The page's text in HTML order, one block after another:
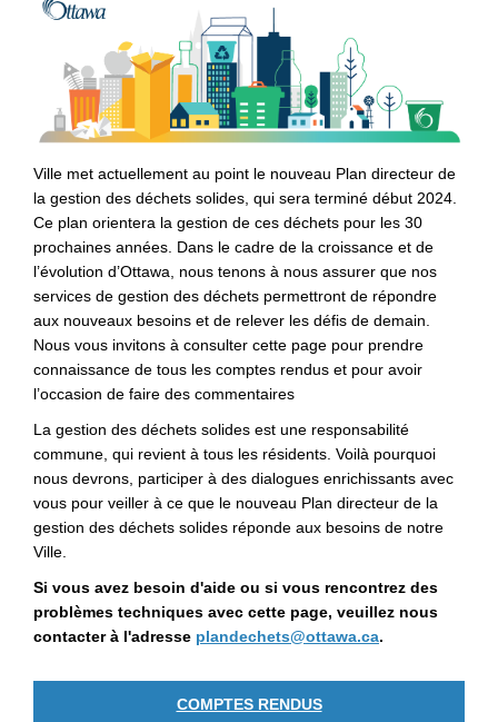
Ville met actuellement au point le nouveau Plan directeur de
la gestion des déchets solides, qui sera terminé début 2024.
Ce plan orientera la gestion de ces déchets pour les 30
prochaines années. Dans le cadre de la croissance et de
l’évolution d’Ottawa, nous tenons à nous assurer que nos
services de gestion des déchets permettront de répondre
aux nouveaux besoins et de relever les défis de demain.
Nous vous invitons à consulter cette page pour prendre
connaissance de tous les comptes rendus et pour avoir
l’occasion de faire des commentaires
La gestion des déchets solides est une responsabilité
commune, qui revient à tous les résidents. Voilà pourquoi
nous devrons, participer à des dialogues enrichissants avec
vous pour veiller à ce que le nouveau Plan directeur de la
gestion des déchets solides réponde aux besoins de notre
Ville.
Si vous avez besoin d'aide ou si vous rencontrez des
problèmes techniques avec cette page, veuillez nous
contacter à l'adresse plandechets@ottawa.ca.
COMPTES RENDUS